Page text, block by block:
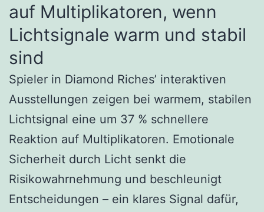
auf Multiplikatoren, wenn
Lichtsignale warm und stabil
sind
Spieler in Diamond Riches’ interaktiven
Ausstellungen zeigen bei warmem, stabilen
Lichtsignal eine um 37 % schnellere
Reaktion auf Multiplikatoren. Emotionale
Sicherheit durch Licht senkt die
Risikowahrnehmung und beschleunigt
Entscheidungen – ein klares Signal dafür,